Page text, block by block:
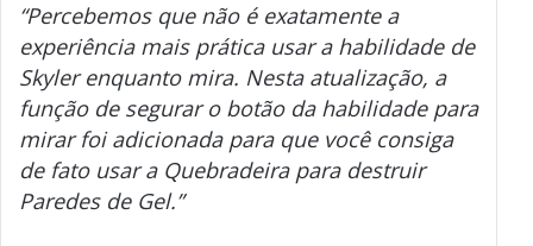
“Percebemos que não é exatamente a
experiência mais prática usar a habilidade de
Skyler enquanto mira. Nesta atualização, a
função de segurar o botão da habilidade para
mirar foi adicionada para que você consiga
de fato usar a Quebradeira para destruir
Paredes de Gel.”